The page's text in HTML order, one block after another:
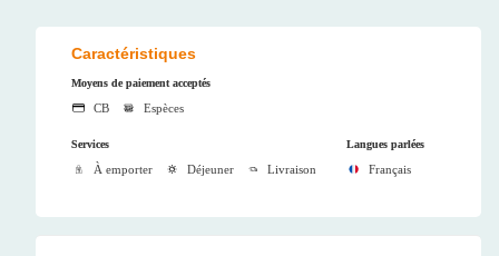
Caractéristiques
Moyens de paiement acceptés
CB Espèces
Services
À emporter Déjeuner Livraison
Langues parlées
Français